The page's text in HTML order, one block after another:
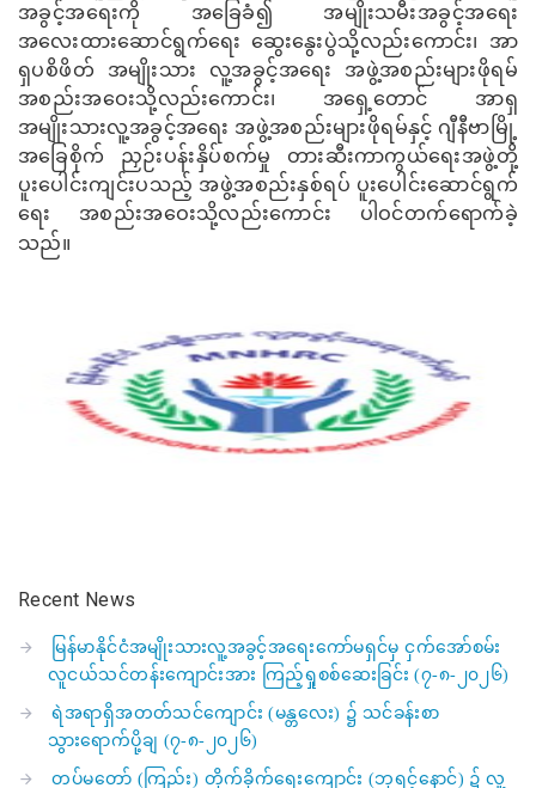
အခွင့်အရေးကို အခြေခံ၍ အမျိုးသမီးအခွင့်အရေး
အလေးထားဆောင်ရွက်ရေး ဆွေးနွေးပွဲသို့လည်းကောင်း၊ အာ
ရှပစိဖိတ် အမျိုးသား လူ့အခွင့်အရေး အဖွဲ့အစည်းများဖိုရမ်
အစည်းအဝေးသို့လည်းကောင်း၊ အရှေ့တောင် အာရှ
အမျိုးသားလူ့အခွင့်အရေး အဖွဲ့အစည်းများဖိုရမ်နှင့် ဂျီနီဗာမြို့
အခြေစိုက် ညှဉ်းပန်းနှိပ်စက်မှု တားဆီးကာကွယ်ရေးအဖွဲ့တို့
ပူးပေါင်းကျင်းပသည့် အဖွဲ့အစည်းနှစ်ရပ် ပူးပေါင်းဆောင်ရွက်
ရေး အစည်းအဝေးသို့လည်းကောင်း ပါဝင်တက်ရောက်ခဲ့
သည်။
Recent News
မြန်မာနိုင်ငံအမျိုးသားလူ့အခွင့်အရေးကော်မရှင်မှ ငှက်အော်စမ်း
လူငယ်သင်တန်းကျောင်းအား ကြည့်ရှုစစ်ဆေးခြင်း (၇-၈-၂၀၂၆)
ရဲအရာရှိအတတ်သင်ကျောင်း (မန္တလေး) ၌ သင်ခန်းစာ
သွားရောက်ပို့ချ (၇-၈-၂၀၂၆)
တပ်မတော် (ကြည်း) တိုက်ခိုက်ရေးကျောင်း (ဘုရင့်နောင်) ၌ လူ့